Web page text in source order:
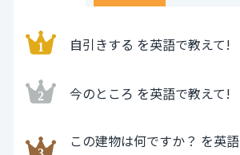
自引きする を英語で教えて!
今のところ を英語で教えて!
この建物は何ですか？ を英語